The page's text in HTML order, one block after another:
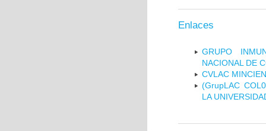
Enlaces
GRUPO
NACIONAL DE
CVLAC
(GrupLAC
LA